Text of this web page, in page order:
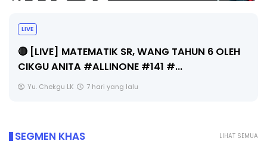
LIVE
🔴 [LIVE] MATEMATIK SR, WANG TAHUN 6 OLEH
CIKGU ANITA #ALLINONE #141 #...
Yu. Chekgu LK 7 hari yang lalu
LIHAT SEMUA
SEGMEN KHAS